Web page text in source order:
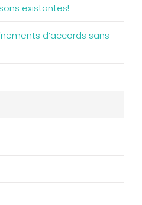
existantes!
d’accords sans